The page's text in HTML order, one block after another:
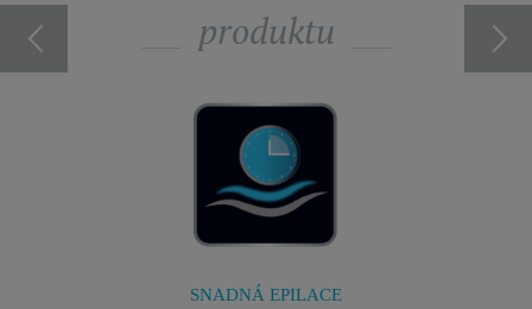
produktu
SNADNÁ EPILACE